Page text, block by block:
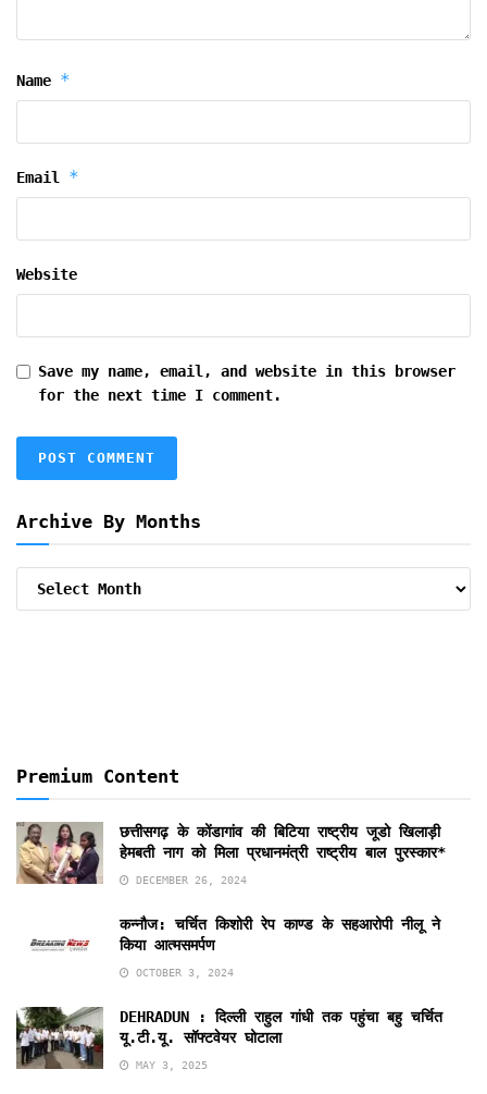
Name *
Email *
Website
Save my name, email, and website in this browser
for the next time I comment.
Archive By Months
Premium Content
छत्तीसगढ़ के कोंडागांव की बिटिया राष्ट्रीय जूडो खिलाड़ी
हेमबती नाग को मिला प्रधानमंत्री राष्ट्रीय बाल पुरस्कार*
DECEMBER 26, 2024
कन्नौज: चर्चित किशोरी रेप काण्ड के सहआरोपी नीलू ने
किया आत्मसमर्पण
OCTOBER 3, 2024
DEHRADUN : दिल्ली राहुल गांधी तक पहुंचा बहु चर्चित
यू.टी.यू. सॉफ्टवेयर घोटाला
MAY 3, 2025